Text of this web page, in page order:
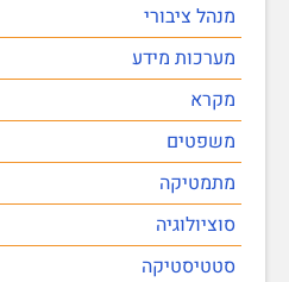
מנהל ציבורי
מערכות מידע
מקרא
משפטים
מתמטיקה
סוציולוגיה
סטטיסטיקה